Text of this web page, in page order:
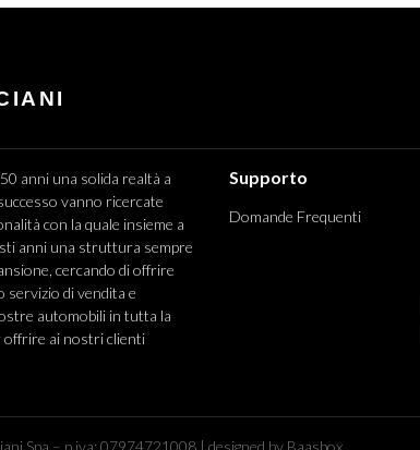
anni una solida realtà a
vanno ricercate
con la quale insieme a
anni una struttura sempre
cercando di offrire
servizio di vendita e
automobili in tutta la
offrire ai nostri clienti
Supporto
Domande Frequenti